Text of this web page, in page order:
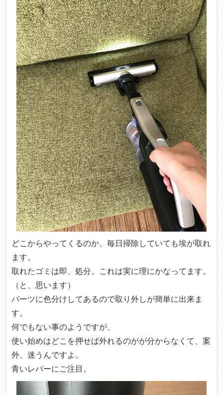
どこからやってくるのか、毎日掃除していても埃が取れ
ます。
取れたゴミは即、処分。これは実に理にかなってます。
（と、思います）
パーツに色分けしてあるので取り外しが簡単に出来ま
す。
何でもない事のようですが、
使い始めはどこを押せば外れるのがが分からなくて、案
外、迷うんですよ。
青いレバーにご注目。